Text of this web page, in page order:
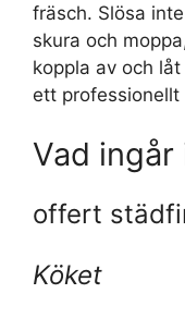
fräsch. Slösa
skura och
koppla av och
ett professionellt
Vad
offert
Köket